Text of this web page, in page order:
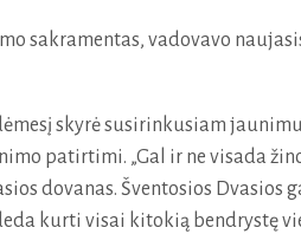
sakramentas, vadovavo
skyrė susirinkusiam
patirtimi. „Gal ir ne visada
dovanas. Šventosios Dvasios
kurti visai kitokią bendrystę